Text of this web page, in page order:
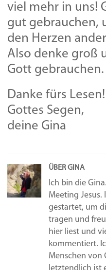
viel mehr in uns!
gut gebrauchen,
den Herzen
Also denke groß
Gott gebrauchen.
Danke fürs Lesen!
Gottes Segen,
deine Gina
ÜBER GINA
Ich bin die
Meeting Jesus.
gestartet, um
tragen und
hier liest und
kommentiert.
Menschen von
letztendlich ist